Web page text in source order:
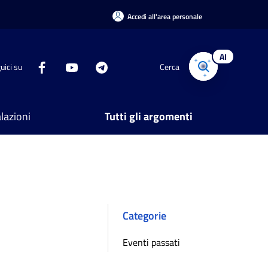
Accedi all'area personale
su Cerca
AI
Tutti gli argomenti
Categorie
Eventi passati